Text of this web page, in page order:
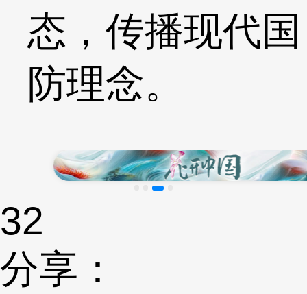
态，传播现代国
防理念。
32
分享：